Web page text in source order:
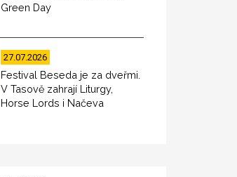
Green Day
27.07.2026
Festival Beseda je za dveřmi.
V Tasově zahrají Liturgy,
Horse Lords i Načeva